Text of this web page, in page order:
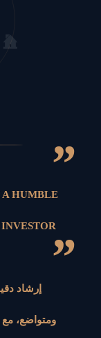
”
HUMBLE
”
إرشاد
ومتواضع، مع